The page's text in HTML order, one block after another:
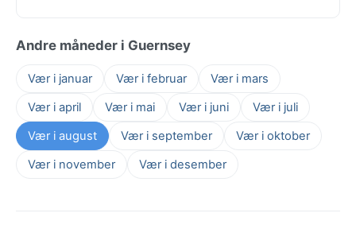
Andre måneder i Guernsey
Vær i januar Vær i februar
Vær i mars
Vær i april
Vær i mai Vær i juni
Vær i juli
Vær i august
Vær i september
Vær i oktober
Vær i november
Vær i desember